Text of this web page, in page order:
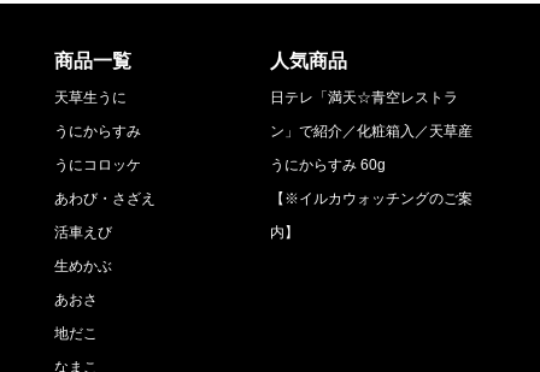
商品一覧
天草生うに
うにからすみ
うにコロッケ
あわび・さざえ
活車えび
生めかぶ
あおさ
地だこ
なまこ
人気商品
日テレ「満天☆青空レストラ
ン」で紹介／化粧箱入／天草産
うにからすみ 60g
【※イルカウォッチングのご案
内】